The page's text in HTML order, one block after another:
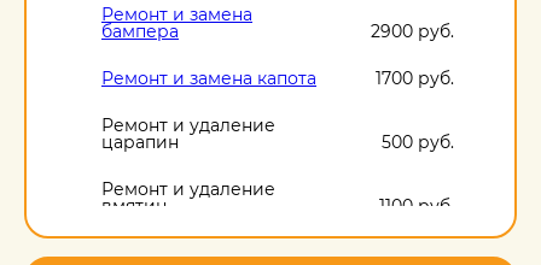
Ремонт и замена
бампера 2900 руб.
Ремонт и замена капота 1700 руб.
Ремонт и удаление
царапин 500 руб.
Ремонт и удаление
вмятин 1100 руб.
Ремонт и удаление